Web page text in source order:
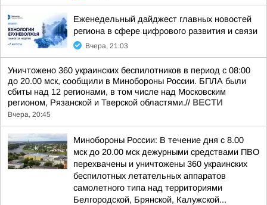
Еженедельный дайджест главных новостей
региона в сфере цифрового развития и связи
Вчера, 21:03
Уничтожено 360 украинских беспилотников в период с 08:00
до 20.00 мск, сообщили в Минобороны России. БПЛА были
сбиты над 12 регионами, в том числе над Московским
регионом, Рязанской и Тверской областями.// ВЕСТИ
Вчера, 20:45
Минобороны России: В течение дня с 8.00
мск до 20.00 мск дежурными средствами ПВО
перехвачены и уничтожены 360 украинских
беспилотных летательных аппаратов
самолетного типа над территориями
Белгородской, Брянской, Калужской...